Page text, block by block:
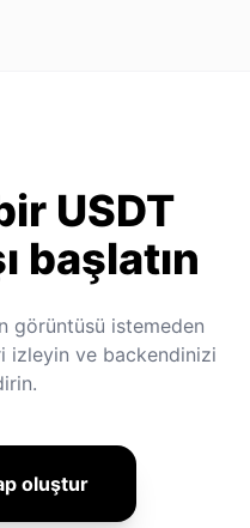
USDT
başlatın
görüntüsü istemeden
izleyin ve backendinizi
oluştur